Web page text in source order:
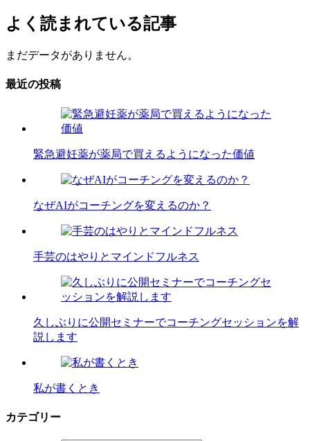
よく読まれている記事
まだデータがありません。
最近の投稿
緊急避妊薬が薬局で買えるようになった価値
なぜAIがコーチングを変えるのか？
手芸のはやりとマインドフルネス
久しぶりに公開セミナーでコーチングセッションを解
説します
私が書くとき
カテゴリー